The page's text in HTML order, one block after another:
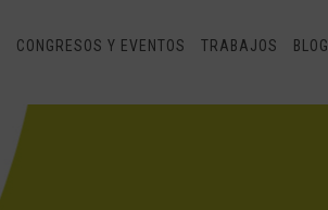
CONGRESOS Y EVENTOS TRABAJOS BLOG